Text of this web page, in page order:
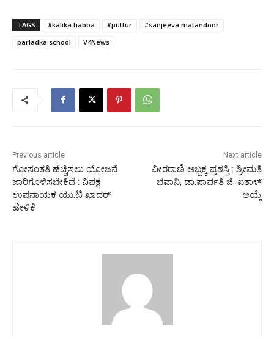
TAGS #kalika habba #puttur
#sanjeeva matandoor
parladka school
V4News
Previous article
ಗೋಸಂತತಿ ಹೆಚ್ಚಿಸಲು ಯೋಜನೆ
ಜಾರಿಗೊಳಿಸಬೇಕಿದೆ : ವಿಪಕ್ಷ
ಉಪನಾಯಕ ಯು.ಟಿ ಖಾದರ್
ಹೇಳಿಕೆ
Next article
ವೀರರಾಣಿ ಅಬ್ಬಕ್ಕ ಪ್ರಶಸ್ತಿ : ಶ್ರೀಮತಿ
ಭವಾನಿ, ಡಾ.ಪಾರ್ವತಿ ಜಿ. ಐತಾಳ್
ಆಯ್ಕೆ